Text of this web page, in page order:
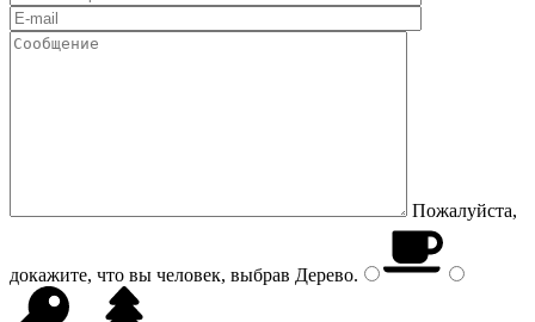
Пожалуйста,
докажите, что вы человек, выбрав Дерево.